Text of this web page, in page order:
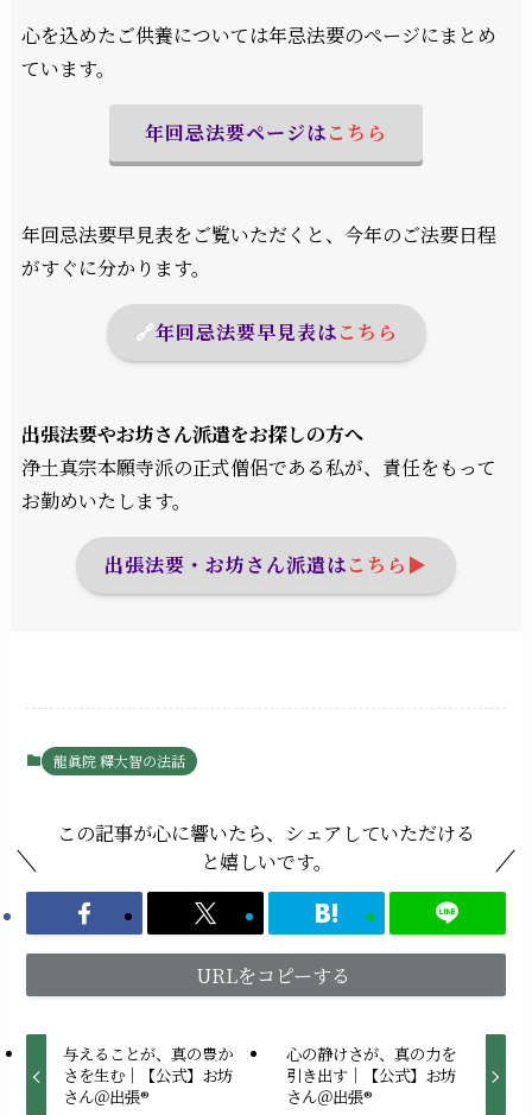
心を込めたご供養については年忌法要のページにまとめ
ています。
年回忌法要ページはこちら
年回忌法要早見表をご覧いただくと、今年のご法要日程
がすぐに分かります。
🔗年回忌法要早見表はこちら
出張法要やお坊さん派遣をお探しの方へ
浄土真宗本願寺派の正式僧侶である私が、責任をもって
お勤めいたします。
出張法要・お坊さん派遣はこちら▶︎
龍眞院 釋大智の法話
この記事が心に響いたら、シェアしていただける
と嬉しいです。
URLをコピーする
与えることが、真の豊か
さを生む｜【公式】お坊
さん＠出張®︎
心の静けさが、真の力を
引き出す｜【公式】お坊
さん＠出張®︎